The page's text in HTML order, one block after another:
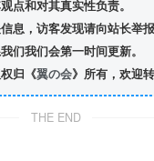
点和对其真实性负责。
息，访客发现请向站长举报
们我们会第一时间更新。
归《翼の会》所有，欢迎
THE END